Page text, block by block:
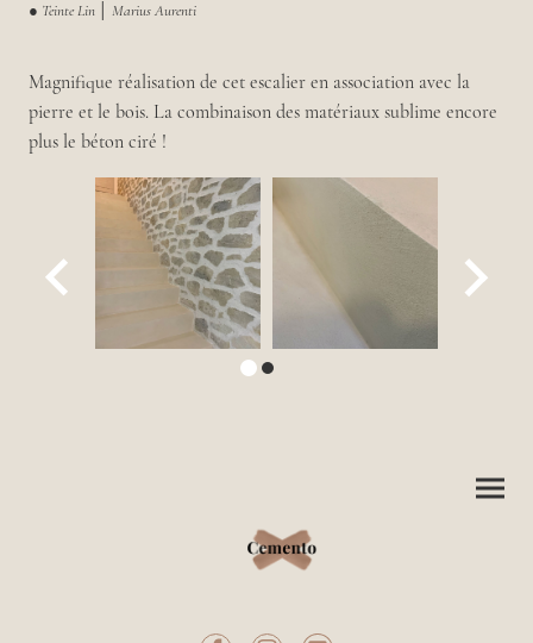
● Teinte Lin │ Marius Aurenti
Magnifique réalisation de cet escalier en association avec la
pierre et le bois. La combinaison des matériaux sublime encore
plus le béton ciré !